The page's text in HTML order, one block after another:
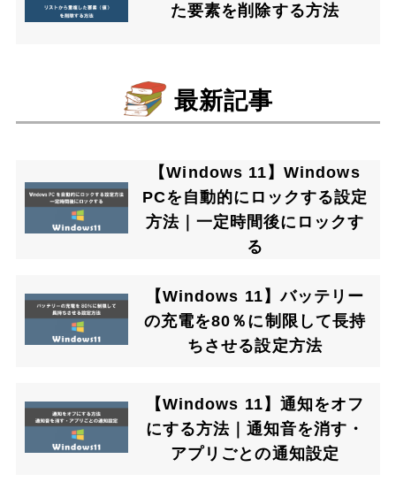
た要素を削除する方法
最新記事
【Windows 11】Windows
PCを自動的にロックする設定
方法｜一定時間後にロックす
る
【Windows 11】バッテリー
の充電を80％に制限して長持
ちさせる設定方法
【Windows 11】通知をオフ
にする方法｜通知音を消す・
アプリごとの通知設定